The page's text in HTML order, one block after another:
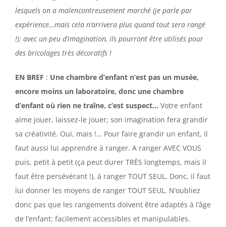
lesquels on a malencontreusement marché (je parle par
expérience…mais cela n’arrivera plus quand tout sera rangé
!); avec un peu d’imagination, ils pourront être utilisés pour
des bricolages très décoratifs !
EN BREF : Une chambre d’enfant n’est pas un musée,
encore moins un laboratoire, donc une chambre
d’enfant où rien ne traîne, c’est suspect… Votre enfant
aime jouer, laissez-le jouer; son imagination fera grandir
sa créativité. Oui, mais !… Pour faire grandir un enfant, il
faut aussi lui apprendre à ranger. A ranger AVEC VOUS
puis, petit à petit (ça peut durer TRÈS longtemps, mais il
faut être persévérant !), à ranger TOUT SEUL. Donc, il faut
lui donner les moyens de ranger TOUT SEUL. N’oubliez
donc pas que les rangements doivent être adaptés à l’âge
de l’enfant: facilement accessibles et manipulables.